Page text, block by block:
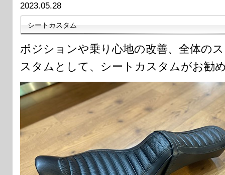
2023.05.28
シートカスタム
ポジションや乗り心地の改善、全体の
スタムとして、シートカスタムがお勧